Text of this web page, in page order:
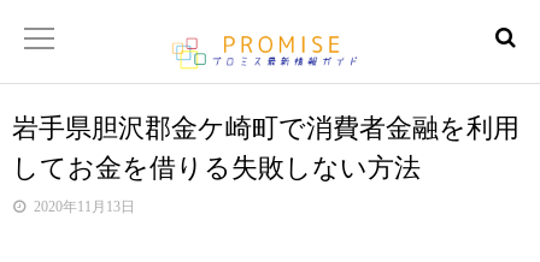
返済金額シュミレーター
【サイトマップ】
岩手県胆沢郡金ケ崎町で消費者金融を利用
してお金を借りる失敗しない方法
2020年11月13日